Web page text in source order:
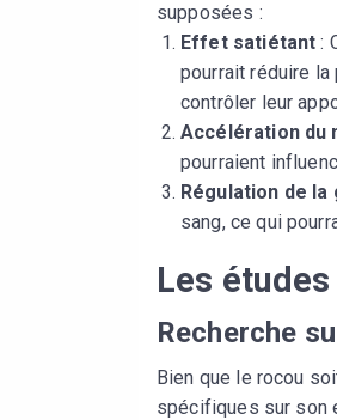
supposées :
Effet satiétant :
pourrait réduire
contrôler leur
Accélération du
pourraient
Régulation de la
sang, ce qui
Les
Recherche
Bien que le rocou
spécifiques sur son